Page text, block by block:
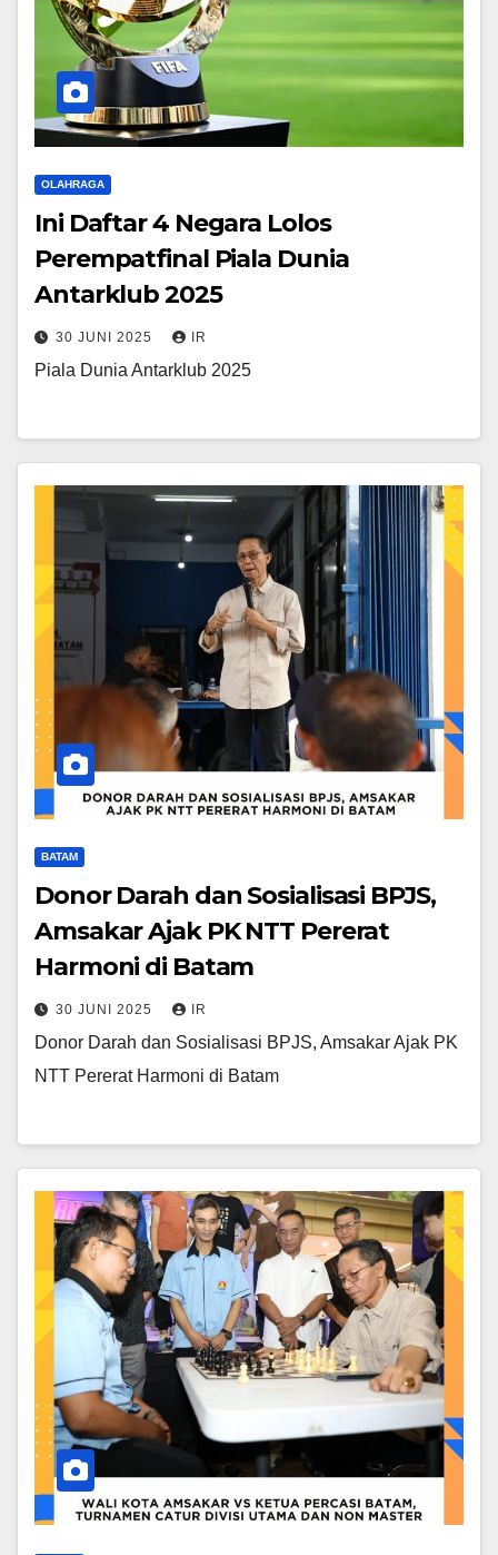
OLAHRAGA
Ini Daftar 4 Negara Lolos
Perempatfinal Piala Dunia
Antarklub 2025
30 JUNI 2025 IR
Piala Dunia Antarklub 2025
BATAM
Donor Darah dan Sosialisasi BPJS,
Amsakar Ajak PK NTT Pererat
Harmoni di Batam
30 JUNI 2025 IR
Donor Darah dan Sosialisasi BPJS, Amsakar Ajak PK
NTT Pererat Harmoni di Batam